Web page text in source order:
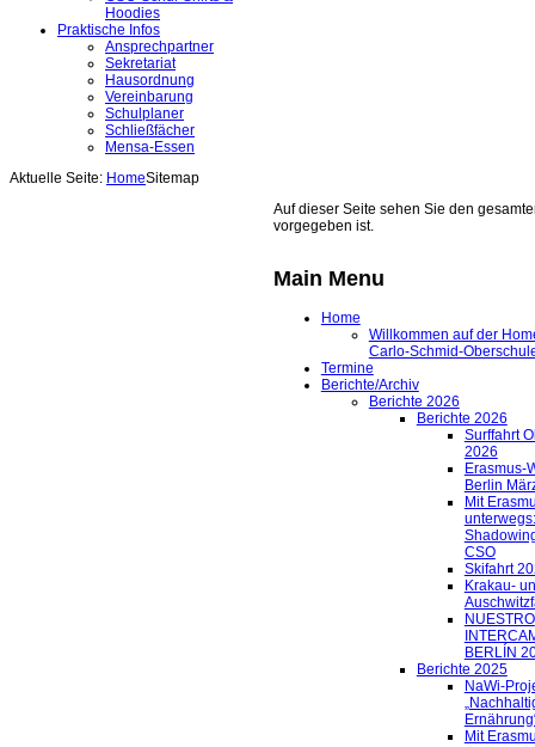
Hoodies
Praktische Infos
Ansprechpartner
Sekretariat
Hausordnung
Vereinbarung
Schulplaner
Schließfächer
Mensa-Essen
Aktuelle Seite: HomeSitemap
Auf dieser Seite sehen Sie den
vorgegeben ist.
Main Menu
Home
Willkommen auf der
Carlo-Schmid-
Termine
Berichte/Archiv
Berichte 2026
Berichte 2026
Surffahrt
2026
Erasmus-
Berlin
Mit
CSO
Skifahrt
Krakau-
NUESTRO
BERLÍN
Berichte 2025
NaWi-
Mit